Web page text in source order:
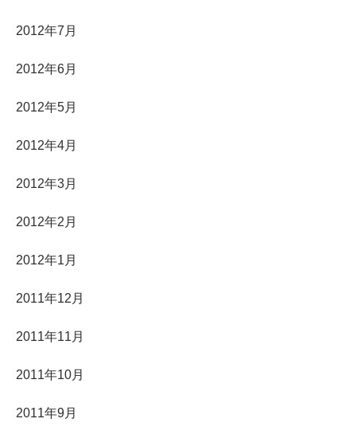
2012年7月
2012年6月
2012年5月
2012年4月
2012年3月
2012年2月
2012年1月
2011年12月
2011年11月
2011年10月
2011年9月